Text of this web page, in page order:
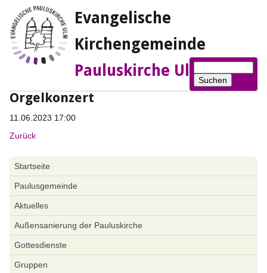
Evangelische
Kirchengemeinde
Pauluskirche Ulm
Suchen
Orgelkonzert
11.06.2023 17:00
Zurück
überspringen
Startseite
Paulusgemeinde
Aktuelles
Außensanierung der Pauluskirche
Gottesdienste
Gruppen